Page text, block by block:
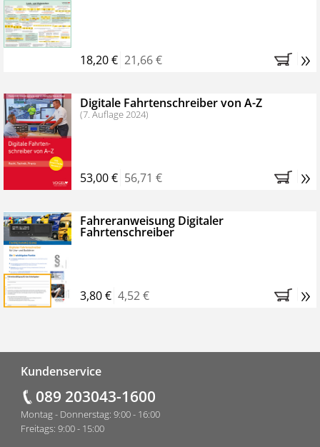
Bestellen Sie jetzt das VerkehrsRundschau Profipaket im
Kennenlern-Abo für zwei Monate (inkl. der derzeitig
Monaten brauchen Sie nichts weiter tun, das
Abonnement endet automatisch, es entstehen keine
weiteren Verpflichtungen.
18,20 € 21,66 € »
Digitale Fahrtenschreiber von A-Z
(7. Auflage 2024)
53,00 € 56,71 € »
Fahreranweisung Digitaler
Fahrtenschreiber
3,80 € 4,52 € »
Kundenservice
089 203043-1600
Montag - Donnerstag: 9:00 - 16:00
Freitags: 9:00 - 15:00